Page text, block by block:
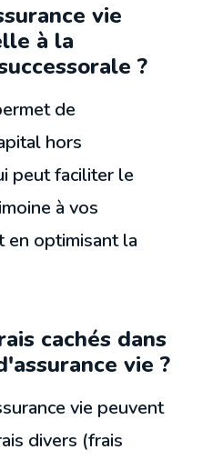
vie
à la
?
de
hors
peut faciliter le
à vos
en optimisant la
cachés dans
vie ?
vie peuvent
divers (frais